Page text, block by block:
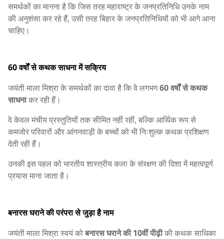
समर्थकों का मानना है कि जिस तरह महाराष्ट्र के जनप्रतिनिधि उनके नाम
की अनुशंसा कर रहे हैं, उसी तरह बिहार के जनप्रतिनिधियों को भी आगे आना
चाहिए।
60 वर्षों से कथक साधना में सक्रिय
जयंती माला मिश्रा के समर्थकों का दावा है कि वे लगभग60 वर्षों से कथक
साधनाकर रही हैं।
वे केवल मंचीय प्रस्तुतियों तक सीमित नहीं रहीं, बल्कि आर्थिक रूप से
कमजोर परिवारों और आंगनवाड़ी के बच्चों को भी निःशुल्क कथक प्रशिक्षण
देती रही हैं।
उनकी इस पहल को भारतीय शास्त्रीय कला के संरक्षण की दिशा में महत्वपूर्ण
प्रयास माना जाता है।
बनारस घराने की परंपरा से जुड़ा है नाम
जयंती माला मिश्रा स्वयं कोबनारस घराने की 10वीं पीढ़ीकी कथक साधिका